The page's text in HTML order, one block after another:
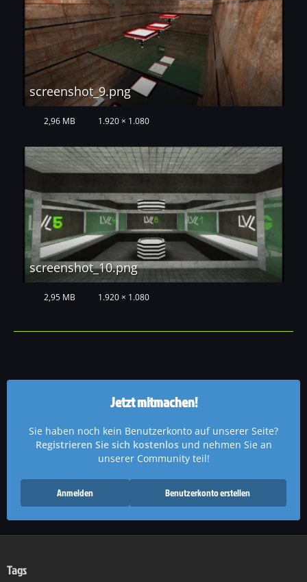
screenshot_9.png
2,96 MB 1.920 × 1.080
screenshot_10.png
2,95 MB 1.920 × 1.080
Jetzt mitmachen!
Sie haben noch kein Benutzerkonto auf unserer Seite?
Registrieren Sie sich kostenlosund nehmen Sie an
unserer Community teil!
Benutzerkonto erstellen
Anmelden
Tags